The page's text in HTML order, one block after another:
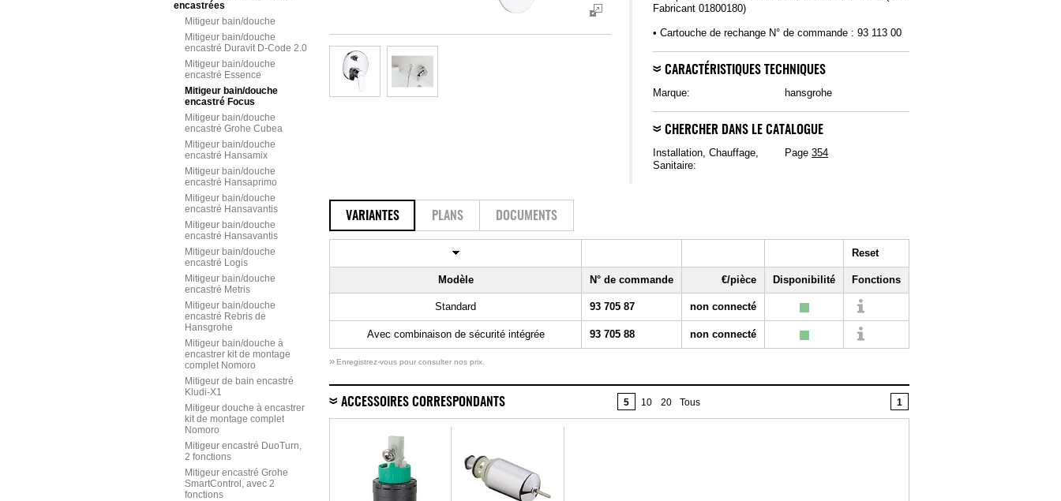
encastrées
Mitigeur bain/douche
Mitigeur bain/douche
encastré Duravit D-Code 2.0
Mitigeur bain/douche
encastré Essence
Mitigeur bain/douche
encastré Focus
Mitigeur bain/douche
encastré Grohe Cubea
Mitigeur bain/douche
encastré Hansamix
Mitigeur bain/douche
encastré Hansaprimo
Mitigeur bain/douche
encastré Hansavantis
Mitigeur bain/douche
encastré Hansavantis
Mitigeur bain/douche
encastré Logis
Mitigeur bain/douche
encastré Metris
Mitigeur bain/douche
encastré Rebris de
Hansgrohe
Mitigeur bain/douche à
encastrer kit de montage
complet Nomoro
Mitigeur de bain encastré
Kludi-X1
Mitigeur douche à encastrer
kit de montage complet
Nomoro
Mitigeur encastré DuoTurn,
2 fonctions
Mitigeur encastré Grohe
SmartControl, avec 2
fonctions
Fabricant 01800180)
• Cartouche de rechange N° de commande : 93 113 00
CARACTÉRISTIQUES TECHNIQUES
Marque: hansgrohe
CHERCHER DANS LE CATALOGUE
Installation, Chauffage,
Sanitaire:
Page 354
VARIANTES PLANS DOCUMENTS
Reset
Modèle N° de commande €/pièce Disponibilité Fonctions
Standard 93 705 87 non connecté
Avec combinaison de sécurité intégrée 93 705 88 non connecté
» Enregistrez-vous pour consulter nos prix.
ACCESSOIRES CORRESPONDANTS 5 10 20 Tous 1